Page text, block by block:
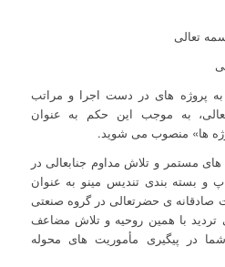
تعالی
پروژه های در دست اجرا و مراتب
به موجب این حکم به عنوان
ها» منصوب می شوید.
مستمر و تلاش مداوم جنابعالی در
و بسته بندی تندیس مینو به عنوان
ی حضرتعالی در گروه صنعتی
تردید با همین روحیه و تلاش مضاعف
در پیگیری مأموریت های محوله